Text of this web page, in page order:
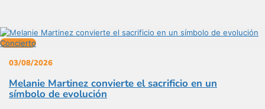
Concierto
03/08/2026
Melanie Martinez convierte el sacrificio en un
símbolo de evolución